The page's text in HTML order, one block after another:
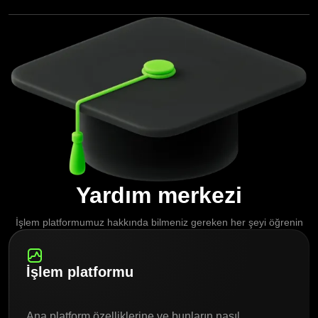
Yatırımcılar piyasadaki hareketlerden para kazanırlar. Bunun
farklı yolları vardır, ancak en kolay örneğimiz, bir hisseyi 10 $'a
satın almanız, hissenin değerinin 20 $'a çıkması ve sonra
satmanız, dolayısıyla 10 $ kazanç elde etmenizdir. Para
kazandıran diğer yöntemler hakkında daha fazla bilgi için bilgi
merkezimize göz atın.
Yardım merkezi
İşlem platformumuz hakkında bilmeniz gereken her şeyi öğrenin
İşlem platformu